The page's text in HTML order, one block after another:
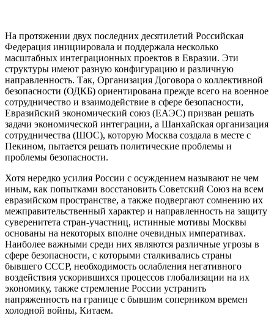
На протяжении двух последних десятилетий Российская
Федерация инициировала и поддержала несколько
масштабных интеграционных проектов в Евразии. Эти
структуры имеют разную конфигурацию и различную
направленность. Так, Организация Договора о коллективной
безопасности (ОДКБ) ориентирована прежде всего на военное
сотрудничество и взаимодействие в сфере безопасности,
Евразийский экономический союз (ЕАЭС) призван решать
задачи экономической интеграции, а Шанхайская организация
сотрудничества (ШОС), которую Москва создала в месте с
Пекином, пытается решать политические проблемы и
проблемы безопасности.
Хотя нередко усилия России с осуждением называют не чем
иным, как попытками восстановить Советский Союз на всем
евразийском пространстве, а также подвергают сомнению их
межправительственный характер и направленность на защиту
суверенитета стран-участниц, истинные мотивы Москвы
основаны на некоторых вполне очевидных императивах.
Наиболее важными среди них являются различные угрозы в
сфере безопасности, с которыми сталкивались страны
бывшего СССР, необходимость ослабления негативного
воздействия ускорившихся процессов глобализации на их
экономику, также стремление России устранить
напряженность на границе с бывшим соперником времен
холодной войны, Китаем.